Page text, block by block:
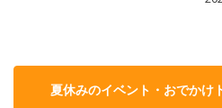
夏休みのイベント・おでかけ